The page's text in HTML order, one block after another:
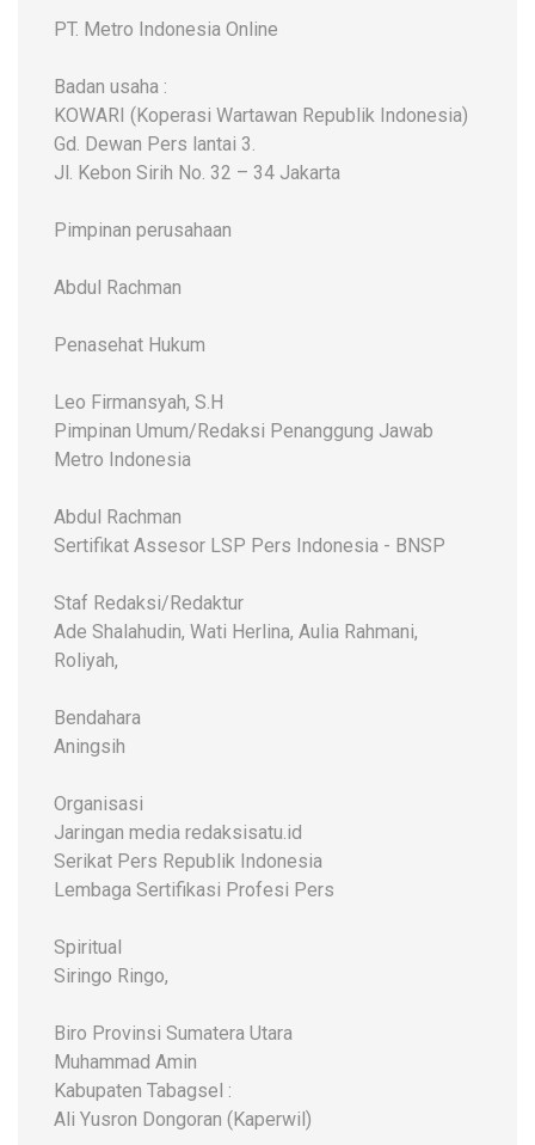
PT. Metro Indonesia Online
Badan usaha :
KOWARI (Koperasi Wartawan Republik Indonesia)
Gd. Dewan Pers lantai 3.
Jl. Kebon Sirih No. 32 – 34 Jakarta
Pimpinan perusahaan
Abdul Rachman
Penasehat Hukum
Leo Firmansyah, S.H
Pimpinan Umum/Redaksi Penanggung Jawab
Metro Indonesia
Abdul Rachman
Sertifikat Assesor LSP Pers Indonesia - BNSP
Staf Redaksi/Redaktur
Ade Shalahudin, Wati Herlina, Aulia Rahmani,
Roliyah,
Bendahara
Aningsih
Organisasi
Jaringan media redaksisatu.id
Serikat Pers Republik Indonesia
Lembaga Sertifikasi Profesi Pers
Spiritual
Siringo Ringo,
Biro Provinsi Sumatera Utara
Muhammad Amin
Kabupaten Tabagsel :
Ali Yusron Dongoran (Kaperwil)